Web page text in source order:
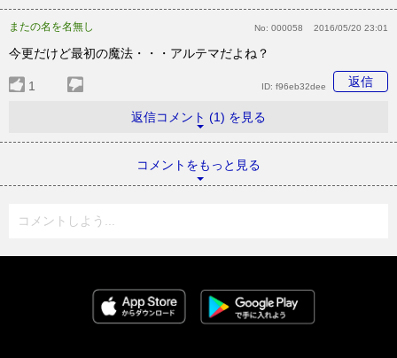
またの名を名無し No: 000058 2016/05/20 23:01
今更だけど最初の魔法・・・アルテマだよね？
1 返信
ID: f96eb32dee
返信コメント (1) を見る
コメントをもっと見る
コメントしよう...